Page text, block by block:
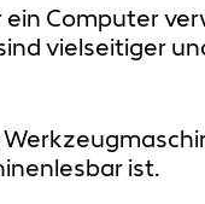
ein Computer
vielseitiger
ist.